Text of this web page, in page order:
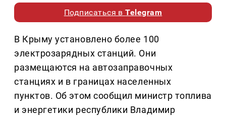
Подписаться вTelegram
В Крыму установлено более 100
электрозарядных станций. Они
размещаются на автозаправочных
станциях и в границах населенных
пунктов. Об этом сообщил министр топлива
и энергетики республики Владимир